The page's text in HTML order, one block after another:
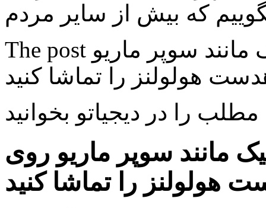
The post اجرای بازی های ویدیویی کلاسیک مانند سوپر ماریو
مطلب را در دیجیاتو بخوانید
مانند سوپر ماریو روی
هولولنز را تماشا کنید